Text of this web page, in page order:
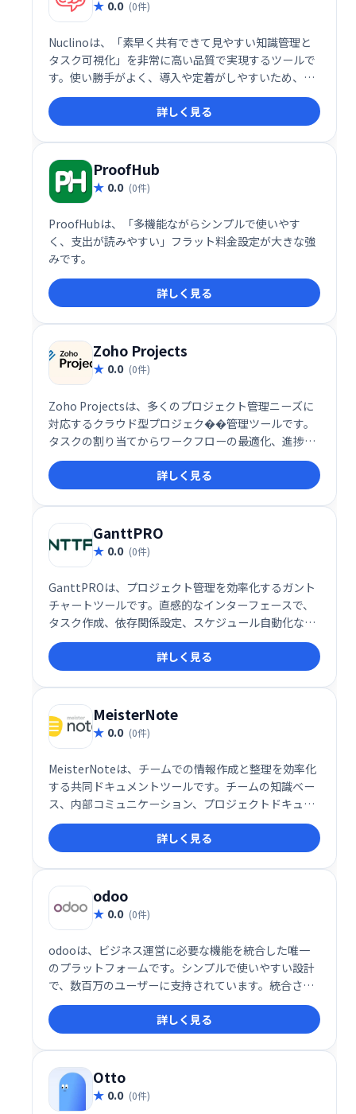
0.0 (0件)
Nuclinoは、「素早く共有できて見やすい知識管理と
タスク可視化」を非常に高い品質で実現するツールで
す。使い勝手がよく、導入や定着がしやすいため、コ
ミュニケーションコストや情報散逸に悩む企業にとっ
て、魅力的なソリューションです。ENT向け機能とAI
支援を備えた有償プランも整っており、成長に応じた
スケーラブルな運用が可能です
詳しく見る
ProofHub
0.0 (0件)
ProofHubは、「多機能ながらシンプルで使いやす
く、支出が読みやすい」フラット料金設定が大きな強
みです。
詳しく見る
Zoho Projects
0.0 (0件)
Zoho Projectsは、多くのプロジェクト管理ニーズに
対応するクラウド型プロジェク��管理ツールです。
タスクの割り当てからワークフローの最適化、進捗状
況の可視化、バグ管理まで、プロジェクトの効率的な
推進を支援します。
詳しく見る
GanttPRO
0.0 (0件)
GanttPROは、プロジェクト管理を効率化するガント
チャートツールです。直感的なインターフェースで、
タスク作成、依存関係設定、スケジュール自動化な
ど、複雑なプロジェクトでも容易に管理できます。視
覚的なガントチャートにより、プロジェクトの進捗状
況を明確に把握し、チーム間の連携をスムーズに進め
ることができます。 効率的なプロジェクト管理で、生
産性向上を実現しましょう。
詳しく見る
MeisterNote
0.0 (0件)
MeisterNoteは、チームでの情報作成と整理を効率化
する共同ドキュメントツールです。チームの知識ベー
ス、内部コミュニケーション、プロジェクトドキュメ
ントなどに最適で、スムーズな情報共有と整理を実現
します。共同編集機能により、チームメンバーとの連
携もスムーズに行えます。生産性を向上させ、円滑な
チームワークを促進する強力なツールとして、
MeisterNoteをご活用ください。
詳しく見る
odoo
0.0 (0件)
odooは、ビジネス運営に必要な機能を統合した唯一
のプラットフォームです。シンプルで使いやすい設計
で、数百万のユーザーに支持されています。統合され
たアプリにより、業務効率化を実現し、ビジネスの成
長を支援します。
詳しく見る
Otto
0.0 (0件)